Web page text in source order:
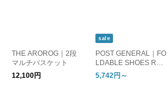
THE AROROG｜2段
マルチバスケット
12,100円
sale
POST GENERAL｜FO
LDABLE SHOES RAC
K フォルダブル シュ
ーズラック/オープン
5,742円～